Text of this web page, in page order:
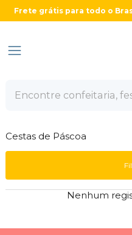
Frete grátis para todo o
Cestas de Páscoa
Nenhum